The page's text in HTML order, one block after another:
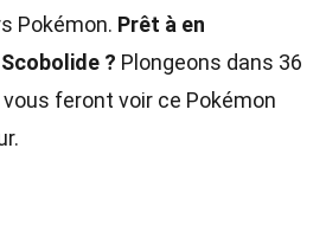
Pokémon. Prêt à en
? Plongeons dans 36
feront voir ce Pokémon